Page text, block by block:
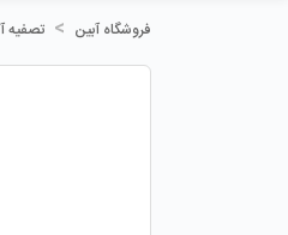
فروشگاه آبین > تصفیه